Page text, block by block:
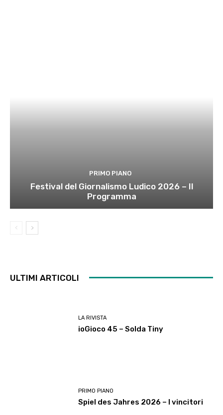
PRIMO PIANO
Festival del Giornalismo Ludico 2026 – Il
Programma
ULTIMI ARTICOLI
LA RIVISTA
ioGioco 45 – Solda Tiny
PRIMO PIANO
Spiel des Jahres 2026 – I vincitori